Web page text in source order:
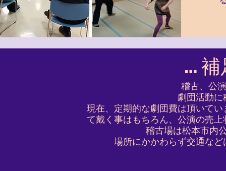
…
稽古、公
劇団活動
現在、定期的な劇団費は頂いて
て戴く事はもちろん、公演の売
稽古場は松本市内
場所にかかわらず交通な